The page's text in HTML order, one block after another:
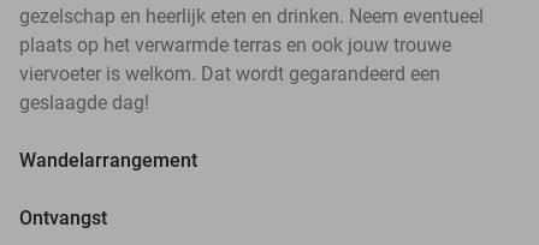
gezelschap en heerlijk eten en drinken. Neem eventueel
plaats op het verwarmde terras en ook jouw trouwe
viervoeter is welkom. Dat wordt gegarandeerd een
geslaagde dag!
Wandelarrangement
Ontvangst